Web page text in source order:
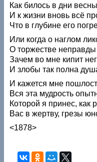
Как билось в дни
И к жизни вновь всё
Что в глубине его
Или когда о наглом
О торжестве
Зачем во мне кипит
И злобы так полна
И кажется мне
Вся эта мудрость
Которой я принес, как
Вас в жертву, грезы
<1878>